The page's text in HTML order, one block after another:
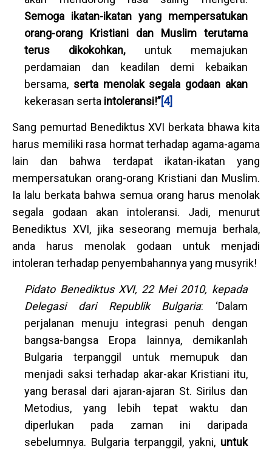
Semoga ikatan-ikatan yang mempersatukan
orang-orang Kristiani dan Muslim terutama
terus dikokohkan, untuk memajukan
perdamaian dan keadilan demi kebaikan
bersama, serta menolak segala godaan akan
kekerasan serta intoleransi!”[4]
Sang pemurtad Benediktus XVI berkata bhawa kita
harus memiliki rasa hormat terhadap agama-agama
lain dan bahwa terdapat ikatan-ikatan yang
mempersatukan orang-orang Kristiani dan Muslim.
Ia lalu berkata bahwa semua orang harus menolak
segala godaan akan intoleransi. Jadi, menurut
Benediktus XVI, jika seseorang memuja berhala,
anda harus menolak godaan untuk menjadi
intoleran terhadap penyembahannya yang musyrik!
Pidato Benediktus XVI, 22 Mei 2010, kepada
Delegasi dari Republik Bulgaria: ‘Dalam
perjalanan menuju integrasi penuh dengan
bangsa-bangsa Eropa lainnya, demikanlah
Bulgaria terpanggil untuk memupuk dan
menjadi saksi terhadap akar-akar Kristiani itu,
yang berasal dari ajaran-ajaran St. Sirilus dan
Metodius, yang lebih tepat waktu dan
diperlukan pada zaman ini daripada
sebelumnya. Bulgaria terpanggil, yakni, untuk